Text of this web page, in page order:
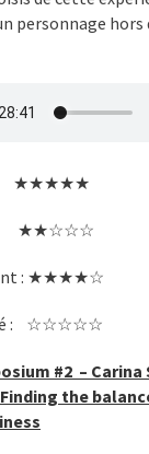
personnage hors
: ★★☆☆☆
: ★★★★☆
: ☆☆☆☆☆
#2 – Carina
the